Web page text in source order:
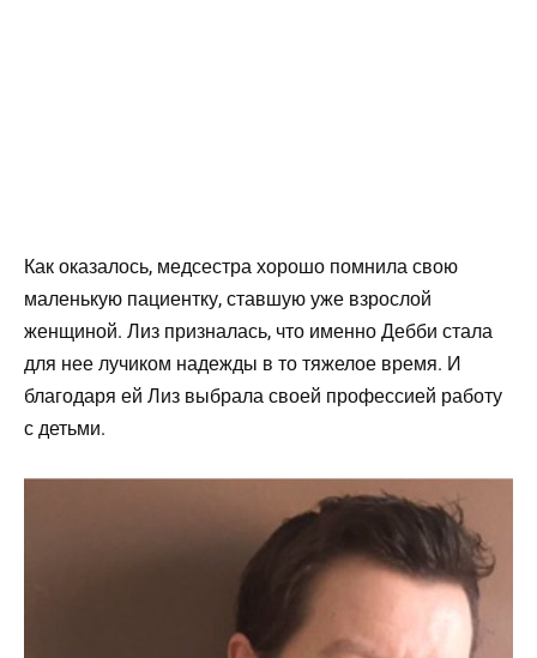
Как оказалось, медсестра хорошо помнила свою
маленькую пациентку, ставшую уже взрослой
женщиной. Лиз призналась, что именно Дебби стала
для нее лучиком надежды в то тяжелое время. И
благодаря ей Лиз выбрала своей профессией работу
с детьми.